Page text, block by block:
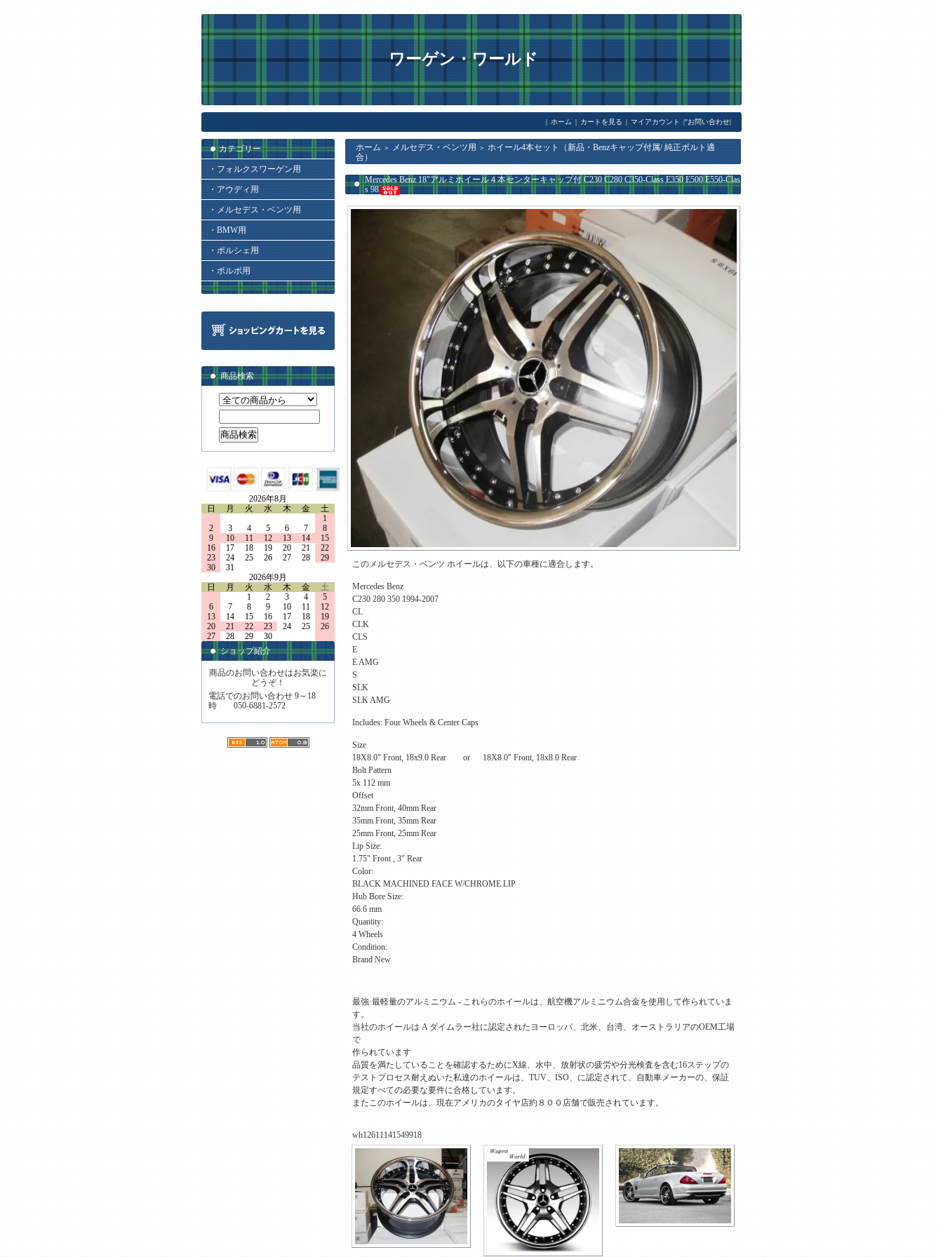
ワーゲン・ワールド
| ホーム | カートを見る | マイアカウント |"お問い合わせ|
カテゴリー
・フォルクスワーゲン用
・アウディ用
・メルセデス・ベンツ用
・BMW用
・ポルシェ用
・ボルボ用
商品検索
2026年8月
日
月 火 水 木 金
土
1
2
3 4 5 6 7
8
9
10 11 12 13 14
15
16
17 18 19 20 21
22
23
24 25 26 27 28
29
30
31
2026年9月
日
月 火 水 木 金
土
1
2 3 4
5
6
7 8 9 10 11
12
13
14 15 16 17 18
19
20
21 22 23 24 25
26
27
28 29
30
ショップ紹介
商品のお問い合わせはお気楽に
どうぞ！
電話でのお問い合わせ 9～18
時 050-6881-2572
ホーム ＞ メルセデス・ベンツ用 ＞ ホイール4本セット（新品・Benzキャップ付属/ 純正ボルト適
合）
Mercedes Benz 18"アルミホイール４本センターキャップ付 C230 C280 C350-Class E350 E500 E550-Clas
s 98
このメルセデス・ベンツ ホイールは、以下の車種に適合します。
Mercedes Benz
C230 280 350 1994-2007
CL
CLK
CLS
E
E AMG
S
SLK
SLK AMG
Includes: Four Wheels & Center Caps
Size
18X8.0" Front, 18x9.0 Rear or 18X8.0" Front, 18x8.0 Rear
Bolt Pattern
5x 112 mm
Offset
32mm Front, 40mm Rear
35mm Front, 35mm Rear
25mm Front, 25mm Rear
Lip Size:
1.75" Front , 3" Rear
Color:
BLACK MACHINED FACE W/CHROME LIP
Hub Bore Size:
66.6 mm
Quantity:
4 Wheels
Condition:
Brand New
最強·最軽量のアルミニウム - これらのホイールは、航空機アルミニウム合金を使用して作られていま
す。
当社のホイールは A ダイムラー社に認定されたヨーロッパ、北米、台湾、オーストラリアのOEM工場
で
作られています
品質を満たしていることを確認するためにX線、水中、放射状の疲労や分光検査を含む16ステップの
テストプロセス耐えぬいた私達のホイールは、TUV、ISO、に認定されて、自動車メーカーの、保証
規定すべての必要な要件に合格しています。
またこのホイールは、現在アメリカのタイヤ店約８００店舗で販売されています。
wh12611141549918